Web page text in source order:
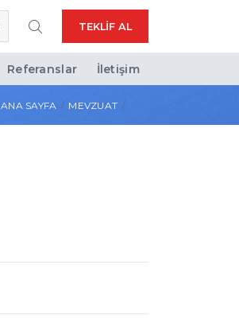
TEKLIF AL
Referanslar İletişim
ANA SAYFA MEVZUAT